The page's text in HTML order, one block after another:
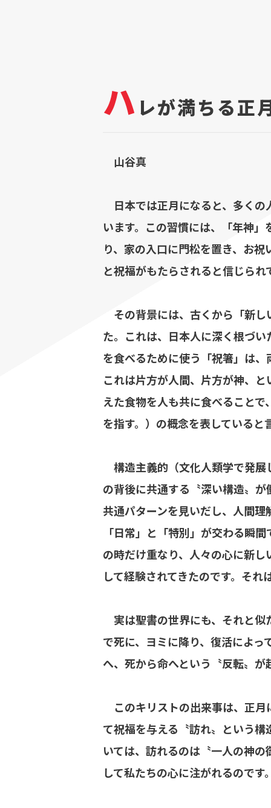
ハ レが満ちる正
山谷真
日本では正月になると、多くの
います。この習慣には、「年神
り、家の入口に門松を置き、お
と祝福がもたらされると信じられ
その背景には、古くから「新し
た。これは、日本人に深く根づ
を食べるために使う「祝箸」は
これは片方が人間、片方が神、
えた食物を人も共に食べること
を指す。）の概念を表していると
構造主義的（文化人類学で発展
の背後に共通する〝深い構造〟
共通パターンを見いだし、人間
「日常」と「特別」が交わる瞬
の時だけ重なり、人々の心に新
して経験されてきたのです。そ
実は聖書の世界にも、それと似
で死に、ヨミに降り、復活によ
へ、死から命へという〝反転〟
このキリストの出来事は、正月
て祝福を与える〝訪れ〟という
いては、訪れるのは〝一人の神
して私たちの心に注がれるのです